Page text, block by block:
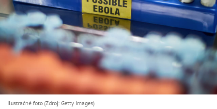
Ilustračné foto (Zdroj: Getty Images)